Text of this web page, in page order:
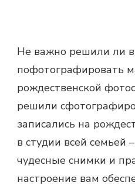
Не важно решили ли
пофотографировать
рождественской
решили
записались на
в студии всей семьей
чудесные снимки и
настроение вам